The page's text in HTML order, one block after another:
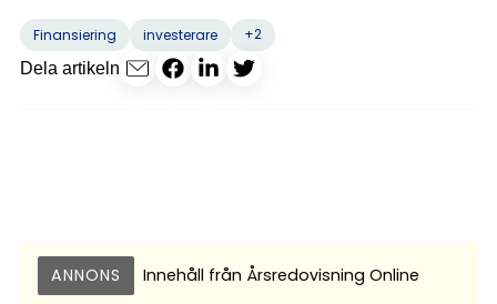
Finansiering investerare
+2
Dela artikeln
ANNONS Innehåll från Årsredovisning Online